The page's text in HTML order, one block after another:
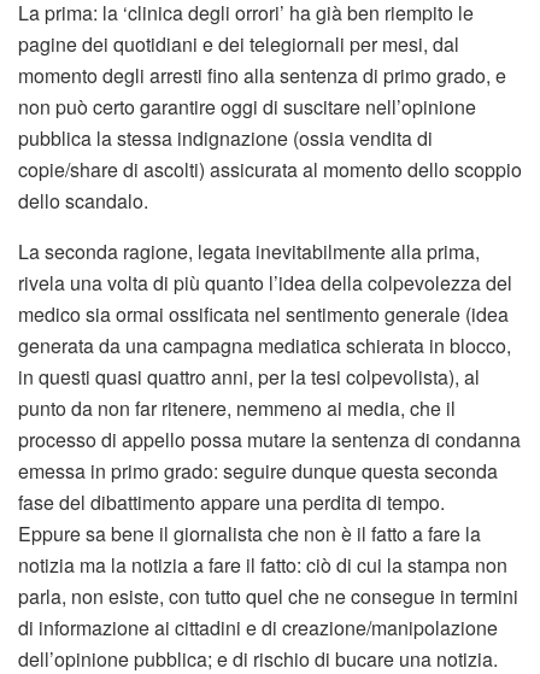
La prima: la ‘clinica degli orrori’ ha già ben riempito le
pagine dei quotidiani e dei telegiornali per mesi, dal
momento degli arresti fino alla sentenza di primo grado, e
non può certo garantire oggi di suscitare nell’opinione
pubblica la stessa indignazione (ossia vendita di
copie/share di ascolti) assicurata al momento dello scoppio
dello scandalo.
La seconda ragione, legata inevitabilmente alla prima,
rivela una volta di più quanto l’idea della colpevolezza del
medico sia ormai ossificata nel sentimento generale (idea
generata da una campagna mediatica schierata in blocco,
in questi quasi quattro anni, per la tesi colpevolista), al
punto da non far ritenere, nemmeno ai media, che il
processo di appello possa mutare la sentenza di condanna
emessa in primo grado: seguire dunque questa seconda
fase del dibattimento appare una perdita di tempo.
Eppure sa bene il giornalista che non è il fatto a fare la
notizia ma la notizia a fare il fatto: ciò di cui la stampa non
parla, non esiste, con tutto quel che ne consegue in termini
di informazione ai cittadini e di creazione/manipolazione
dell’opinione pubblica; e di rischio di bucare una notizia.